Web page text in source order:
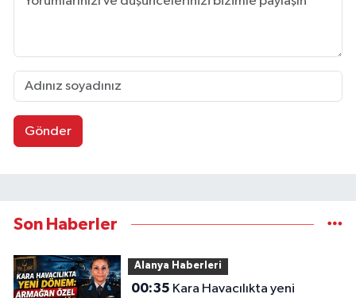
Gönder
Son Haberler
Alanya Haberleri
00:35